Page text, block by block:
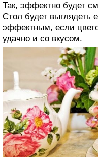
Так, эффектно будет
Стол будет выглядеть
эффектным, если
удачно и со вкусом.